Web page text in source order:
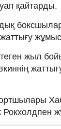
қайтарды.
жыл бойы